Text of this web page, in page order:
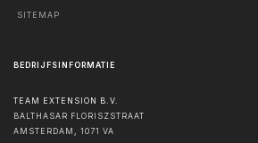
SITEMAP
BEDRIJFSINFORMATIE
TEAM EXTENSION B.V.
BALTHASAR FLORISZSTRAAT
AMSTERDAM
1071 VA